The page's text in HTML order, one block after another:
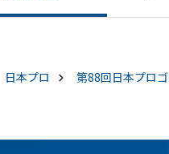
日本プロ 第88回日本プロ